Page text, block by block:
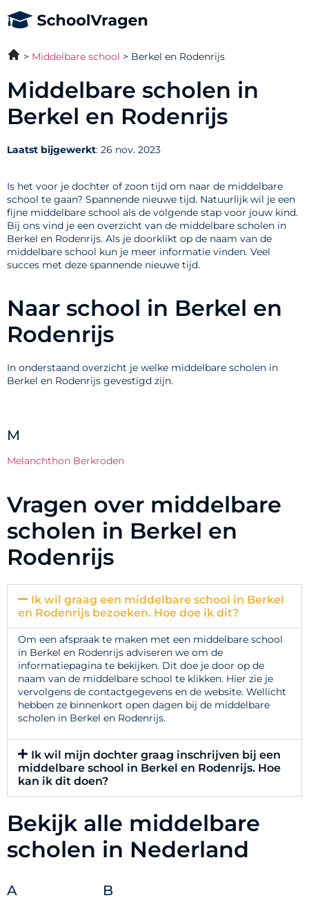
Middelbare school Berkel en Rodenrijs
Middelbare scholen in
Berkel en Rodenrijs
Laatst bijgewerkt: 26 nov. 2023
Is het voor je dochter of zoon tijd om naar de middelbare
school te gaan? Spannende nieuwe tijd. Natuurlijk wil je een
fijne middelbare school als de volgende stap voor jouw kind.
Bij ons vind je een overzicht van de middelbare scholen in
Berkel en Rodenrijs. Als je doorklikt op de naam van de
middelbare school kun je meer informatie vinden. Veel
succes met deze spannende nieuwe tijd.
Naar school in Berkel en
Rodenrijs
In onderstaand overzicht je welke middelbare scholen in
Berkel en Rodenrijs gevestigd zijn.
M
Melanchthon Berkroden
Vragen over middelbare
scholen in Berkel en
Rodenrijs
Ik wil graag een middelbare school in Berkel
en Rodenrijs bezoeken. Hoe doe ik dit?
Om een afspraak te maken met een middelbare school
in Berkel en Rodenrijs adviseren we om de
informatiepagina te bekijken. Dit doe je door op de
naam van de middelbare school te klikken. Hier zie je
vervolgens de contactgegevens en de website. Wellicht
hebben ze binnenkort open dagen bij de middelbare
scholen in Berkel en Rodenrijs.
Ik wil mijn dochter graag inschrijven bij een
middelbare school in Berkel en Rodenrijs. Hoe
kan ik dit doen?
Bekijk alle middelbare
scholen in Nederland
A B